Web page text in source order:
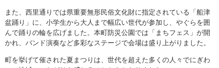
また、西里通りでは県重要無形民俗文化財に指定されている「船津
盆踊り」に、小学生から大人まで幅広い世代が参加し、やぐらを囲
んで踊りの輪を広げました。本町防災公園では「まちフェス」が開
かれ、バンド演奏など多彩なステージで会場は盛り上がりました。
町を挙げて催された夏まつりは、世代を超えた多くの人々でにぎわ